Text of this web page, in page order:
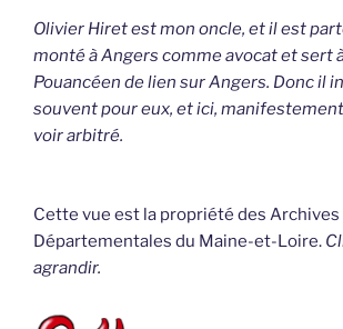
Olivier Hiret est mon oncle, et il est
monté à Angers comme avocat et sert
Pouancéen de lien sur Angers. Donc il
souvent pour eux, et ici,
voir arbitré.
Cette vue est la propriété des Archives
Départementales du Maine-et-Loire.
agrandir.